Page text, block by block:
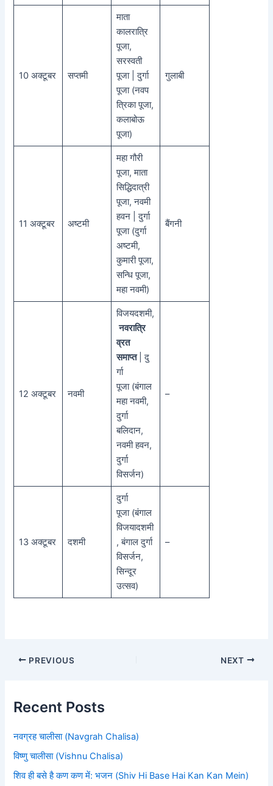
10 अक्टूबर सप्तमी
माता
कालरात्रि
पूजा,
सरस्वती
पूजा | दुर्गा
पूजा (नवप
त्रिका पूजा,
कलाबोऊ
पूजा)
गुलाबी
11 अक्टूबर अष्टमी
महा गौरी
पूजा, माता
सिद्धिदात्री
पूजा, नवमी
हवन | दुर्गा
पूजा (दुर्गा
अष्टमी,
कुमारी पूजा,
सन्धि पूजा,
महा नवमी)
बैंगनी
12 अक्टूबर नवमी
विजयदशमी,
नवरात्रि
व्रत
समाप्त| दु
र्गा
पूजा (बंगाल
महा नवमी,
दुर्गा
बलिदान,
नवमी हवन,
दुर्गा
विसर्जन)
–
13 अक्टूबर दशमी
दुर्गा
पूजा (बंगाल
विजयादशमी
, बंगाल दुर्गा
विसर्जन,
सिन्दूर
उत्सव)
–
PREVIOUS NEXT
Recent Posts
नवग्रह चालीसा (Navgrah Chalisa)
विष्णु चालीसा (Vishnu Chalisa)
शिव ही बसे है कण कण में: भजन (Shiv Hi Base Hai Kan Kan Mein)